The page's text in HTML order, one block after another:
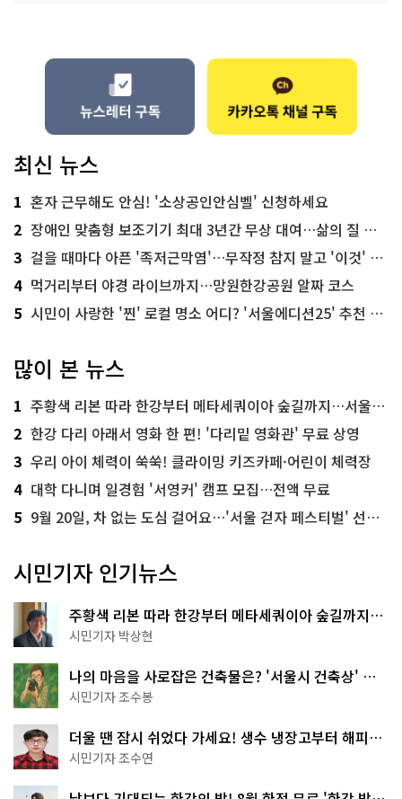
최신 뉴스
1 혼자 근무해도 안심! '소상공인안심벨' 신청하세요
2 장애인 맞춤형 보조기기 최대 3년간 무상 대여…삶의 질 높인다
3 걸을 때마다 아픈 '족저근막염'…무작정 참지 말고 '이것' 해보세요!
4 먹거리부터 야경 라이브까지…망원한강공원 알짜 코스
5 시민이 사랑한 '찐' 로컬 명소 어디? '서울에디션25' 추천 코스
많이 본 뉴스
1 주황색 리본 따라 한강부터 메타세쿼이아 숲길까지…서울둘레길 15코스
2 한강 다리 아래서 영화 한 편! '다리밑 영화관' 무료 상영
3 우리 아이 체력이 쑥쑥! 클라이밍 키즈카페·어린이 체력장
4 대학 다니며 일경험 '서영커' 캠프 모집…전액 무료
5 9월 20일, 차 없는 도심 걸어요…'서울 걷자 페스티벌' 선착순 5천명
시민기자 인기뉴스
주황색 리본 따라 한강부터 메타세쿼이아 숲길까지…
서울둘레길 15코스
시민기자 박상현
나의 마음을 사로잡은 건축물은? '서울시 건축상' 수
상작 공개!
시민기자 조수봉
더울 땐 잠시 쉬었다 가세요! 생수 냉장고부터 해피소
·무더위쉼터까지
시민기자 조수연